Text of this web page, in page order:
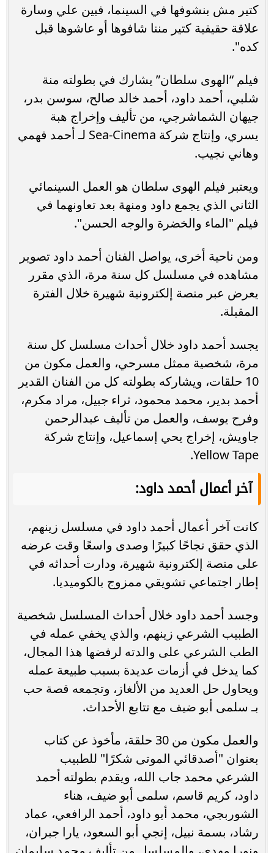
كتير مش بنشوفها في السينما، فبين علي وسارة
علاقة حقيقية كتير مننا شافوها أو عاشوها قبل
كده".
فيلم “الهوى سلطان” يشارك في بطولته منة
شلبي، أحمد داود، أحمد خالد صالح، سوسن بدر،
جيهان الشماشرجي، من تأليف وإخراج هبة
يسري، وإنتاج شركة Sea-Cinema لـ أحمد فهمي
وهاني نجيب.
ويعتبر فيلم الهوى سلطان هو العمل السينمائي
الثاني الذي يجمع داود ومنهة بعد تعاونهما في
فيلم "الماء والخضرة والوجه الحسن".
ومن ناحية أخرى، يواصل الفنان أحمد داود تصوير
مشاهده في مسلسل كل سنة مرة، الذي مقرر
يعرض عبر منصة إلكترونية شهيرة خلال الفترة
المقبلة.
يجسد أحمد داود خلال أحداث مسلسل كل سنة
مرة، شخصية ممثل مسرحي، والعمل مكون من
10 حلقات، ويشاركه بطولته كل من الفنان القدير
أحمد بدير، محمد محمود، ثراء جبيل، مراد مكرم،
وفرح يوسف، والعمل من تأليف عبدالرحمن
جاويش، إخراج يحي إسماعيل، وإنتاج شركة
Yellow Tape.
آخر أعمال أحمد داود:
كانت آخر أعمال أحمد داود في مسلسل زينهم،
الذي حقق نجاحًا كبيرًا وصدى واسعًا وقت عرضه
على منصة إلكترونية شهيرة، ودارت أحداثه في
إطار اجتماعي تشويقي ممزوج بالكوميديا.
وجسد أحمد داود خلال أحداث المسلسل شخصية
الطبيب الشرعي زينهم، والذي يخفي عمله في
الطب الشرعي على والدته لرفضها هذا المجال،
كما يدخل في أزمات عديدة بسبب طبيعة عمله
ويحاول حل العديد من الألغاز، وتجمعه قصة حب
بـ سلمى أبو ضيف مع تتابع الأحداث.
والعمل مكون من 30 حلقة، مأخوذ عن كتاب
بعنوان "أصدقائي الموتى شكرًا" للطبيب
الشرعي محمد جاب الله، ويقدم بطولته أحمد
داود، كريم قاسم، سلمى أبو ضيف، هناء
الشوربجي، محمد أبو داود، أحمد الرافعي، عماد
رشاد، بسمة نبيل، إنجي أبو السعود، يارا جبران،